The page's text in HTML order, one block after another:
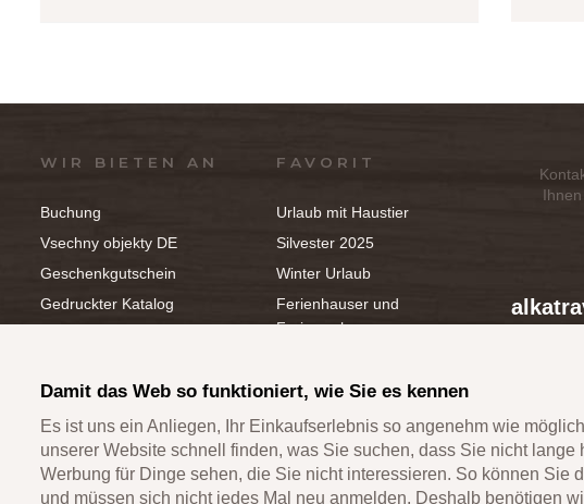
WIR BIETEN AN
Buchung
Vsechny objekty DE
Geschenkgutschein
Gedruckter Katalog
Ferienhäuser
FAVORIT
Urlaub mit Haustier
Silvester 2025
Winter Urlaub
Ferienhauser und
Ferienwohnungen
Unterkuft mit Pool
1994 - 2026 ©Ofizielle Webseiten der Gesellschaft ALKA TRAVEL
Damit das Web so funktioniert, wie Sie es kennen
Es ist uns ein Anliegen, Ihr Einkaufserlebnis so angenehm wie
unserer Website schnell finden, was Sie suchen, dass Sie nicht
Werbung für Dinge sehen, die Sie nicht interessieren. So können Sie
und müssen sich nicht jedes Mal neu anmelden. Deshalb benötigen